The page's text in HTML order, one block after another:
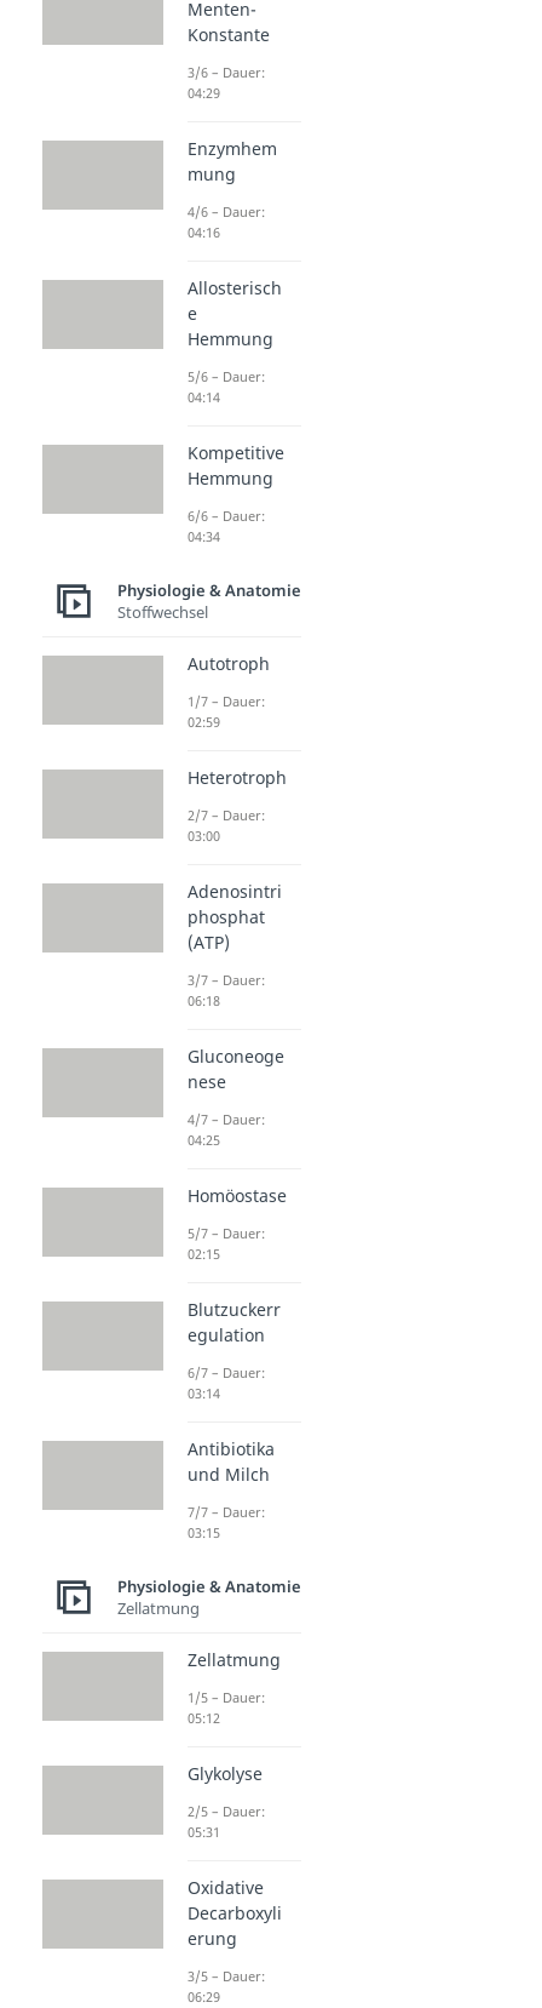
Menten-
Konstante
3/6 – Dauer:
04:29
Enzymhem
mung
4/6 – Dauer:
04:16
Allosterisch
e
Hemmung
5/6 – Dauer:
04:14
Kompetitive
Hemmung
6/6 – Dauer:
04:34
Physiologie & Anatomie
Stoffwechsel
Autotroph
1/7 – Dauer:
02:59
Heterotroph
2/7 – Dauer:
03:00
Adenosintri
phosphat
(ATP)
3/7 – Dauer:
06:18
Gluconeoge
nese
4/7 – Dauer:
04:25
Homöostase
5/7 – Dauer:
02:15
Blutzuckerr
egulation
6/7 – Dauer:
03:14
Antibiotika
und Milch
7/7 – Dauer:
03:15
Physiologie & Anatomie
Zellatmung
Zellatmung
1/5 – Dauer:
05:12
Glykolyse
2/5 – Dauer:
05:31
Oxidative
Decarboxyli
erung
3/5 – Dauer:
06:29